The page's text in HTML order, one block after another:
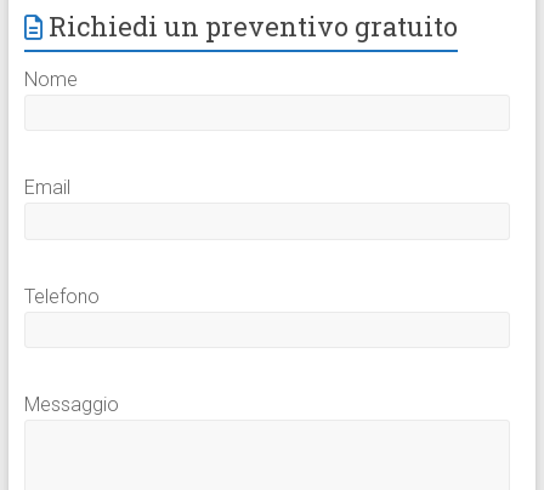
Richiedi un preventivo gratuito
Nome
Email
Telefono
Messaggio